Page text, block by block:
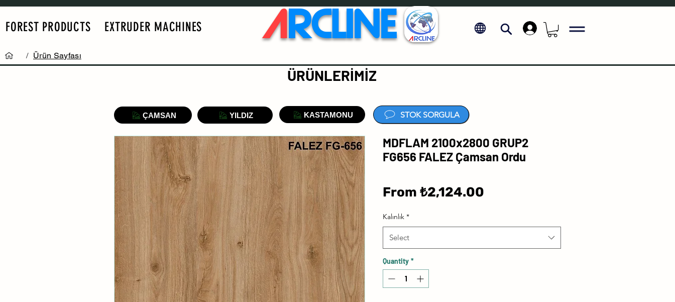
FOREST PRODUCTS EXTRUDER MACHINES ARCLINE .
/ Ürün Sayfası
MDFLAM 2100x2800 GRUP2
FG656 FALEZ Çamsan Ordu
From ₺2,124.00
Kalınlık *
Select
Quantity *
ÇAMSAN YILDIZ KASTAMONU
ÜRÜNLERİMİZ
STOK SORGULA